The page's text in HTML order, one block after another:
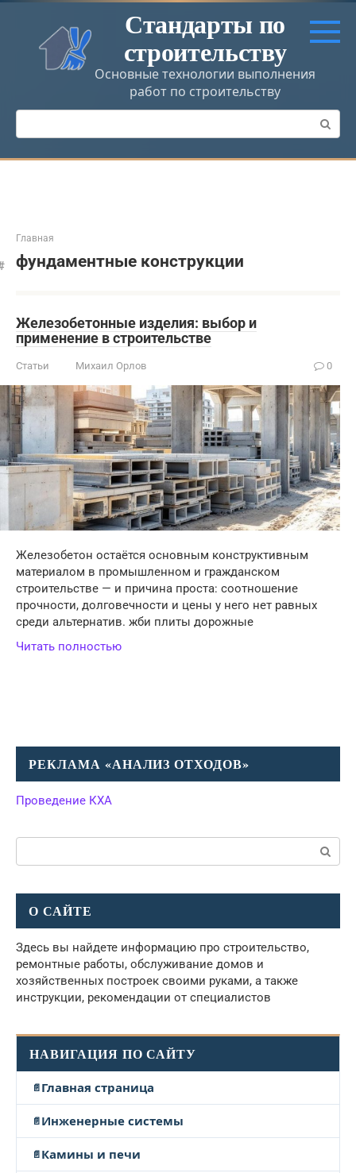
Перейти
контенту
Стандарты по
строительству
Основные технологии выполнения
работ по строительству
Поиск:
Главная
фундаментные конструкции
Железобетонные изделия: выбор и
применение в строительстве
Статьи Михаил Орлов 0
Железобетон остаётся основным конструктивным
материалом в промышленном и гражданском
строительстве — и причина проста: соотношение
прочности, долговечности и цены у него нет равных
среди альтернатив. жби плиты дорожные
Читать полностью
РЕКЛАМА «АНАЛИЗ ОТХОДОВ»
Проведение КХА
О САЙТЕ
Здесь вы найдете информацию про строительство,
ремонтные работы, обслуживание домов и
хозяйственных построек своими руками, а также
инструкции, рекомендации от специалистов
НАВИГАЦИЯ ПО САЙТУ
Главная страница
Инженерные системы
Камины и печи